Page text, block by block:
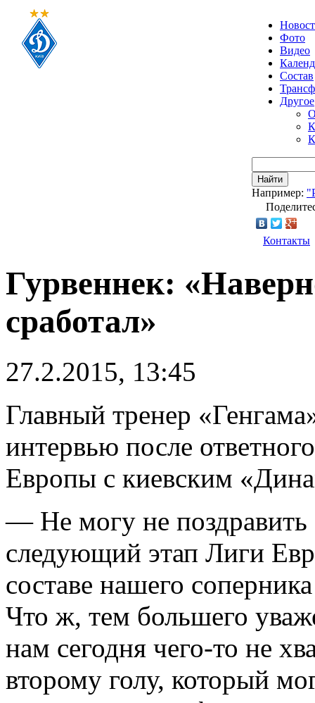
Фото
Видео
Состав
Другое
Найти
Например:
Контакты
Гурвеннек:
сработал»
27.2.2015, 13:45
Главный тренер
интервью после
Европы с киевским
— Не могу не
следующий этап Лиги
составе нашего
Что ж, тем большего
нам сегодня чего-то не
второму голу, который